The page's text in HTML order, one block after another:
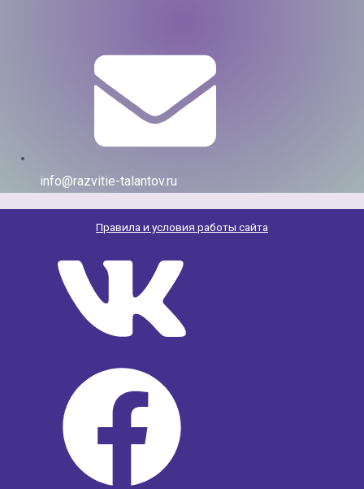
info@razvitie-talantov.ru
Правила и условия работы сайта